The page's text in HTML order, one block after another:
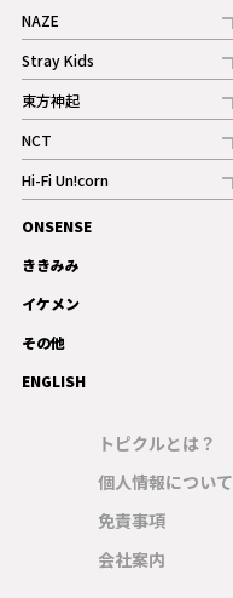
NAZE
記事
Stray Kids
記事
東方神起
記事
NCT
記事
Hi-Fi Un!corn
記事
ギャラリー
ONSENSE
ききみみ
イケメン
その他
ENGLISH
トピクルとは？
個人情報について
免責事項
会社案内